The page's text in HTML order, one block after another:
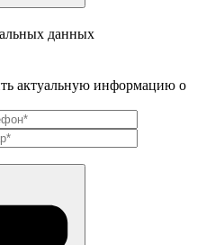
данных
актуальную информацию о